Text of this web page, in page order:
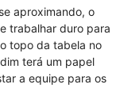
aproximando, o
trabalhar duro para
topo da tabela no
terá um papel
a equipe para os